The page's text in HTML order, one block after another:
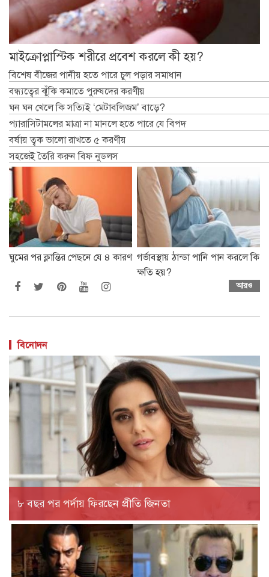
মাইক্রোপ্লাস্টিক শরীরে প্রবেশ করলে কী হয়?
বিশেষ বীজের পানীয় হতে পারে চুল পড়ার সমাধান
বন্ধ্যত্বের ঝুঁকি কমাতে পুরুষদের করণীয়
ঘন ঘন খেলে কি সত্যিই ‘মেটাবলিজম’ বাড়ে?
প্যারাসিটামলের মাত্রা না মানলে হতে পারে যে বিপদ
বর্ষায় ত্বক ভালো রাখতে ৫ করণীয়
সহজেই তৈরি করুন বিফ নুডলস
ঘুমের পর ক্লান্তির পেছনে যে ৪ কারণ গর্ভাবস্থায় ঠান্ডা পানি পান করলে কি
ক্ষতি হয়?
আরও
বিনোদন
৮ বছর পর পর্দায় ফিরছেন প্রীতি জিনতা